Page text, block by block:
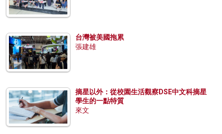
台灣被美國拖累
張建雄
摘星以外：從校園生活觀察DSE中文科摘星
學生的一點特質
來文